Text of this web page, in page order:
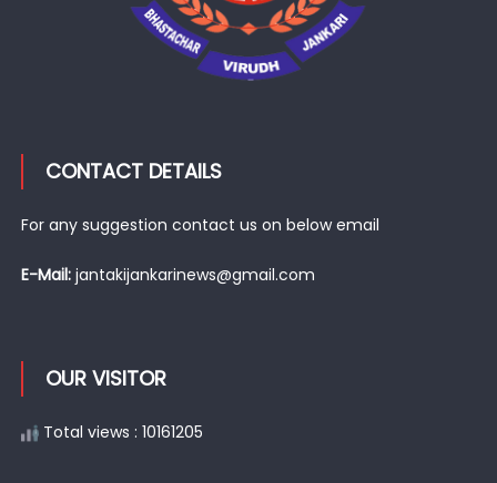
CONTACT DETAILS
For any suggestion contact us on below email
E-Mail: jantakijankarinews@gmail.com
OUR VISITOR
Total views : 10161205